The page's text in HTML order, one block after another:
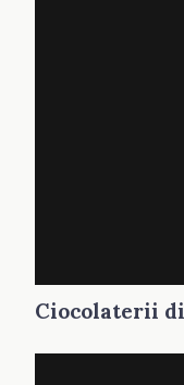
Ciocolaterii